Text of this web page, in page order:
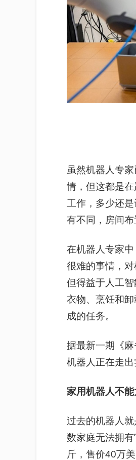
虽然机器人专
情，但这都是
工作，多少还
有不同，房间
在机器人专家
很难的事情，
但得益于人工
衣物、烹饪和
成的任务。
据最新一期《
机器人正在走
家用机器人不
过去的机器人
数家庭无法拥
斤，售价40万美